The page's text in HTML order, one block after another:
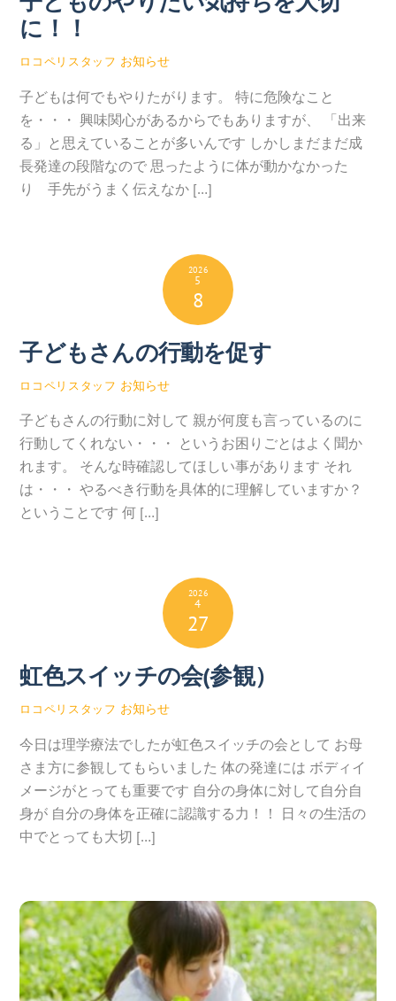
に！！
ロコペリスタッフ お知らせ
子どもは何でもやりたがります。 特に危険なこと
を・・・ 興味関心があるからでもありますが、 「出来
る」と思えていることが多いんです しかしまだまだ成
長発達の段階なので 思ったように体が動かなかった
り 手先がうまく伝えなか […]
2026
5
8
子どもさんの行動を促す
ロコペリスタッフ お知らせ
子どもさんの行動に対して 親が何度も言っているのに
行動してくれない・・・ というお困りごとはよく聞か
れます。 そんな時確認してほしい事があります それ
は・・・ やるべき行動を具体的に理解していますか？
ということです 何 […]
2026
4
27
虹色スイッチの会(参観）
ロコペリスタッフ お知らせ
今日は理学療法でしたが虹色スイッチの会として お母
さま方に参観してもらいました 体の発達には ボディイ
メージがとっても重要です 自分の身体に対して自分自
身が 自分の身体を正確に認識する力！！ 日々の生活の
中でとっても大切 […]